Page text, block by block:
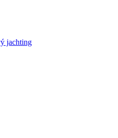
jachting